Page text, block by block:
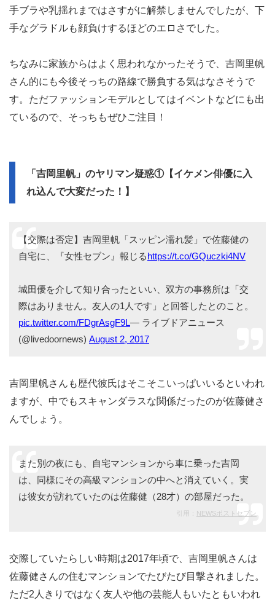
手ブラや乳揺れまではさすがに解禁しませんでしたが、下
手なグラドルも顔負けするほどのエロさでした。
ちなみに家族からはよく思われなかったそうで、吉岡里帆
さん的にも今後そっちの路線で勝負する気はなさそうで
す。ただファッションモデルとしてはイベントなどにも出
ているので、そっちもぜひご注目！
「吉岡里帆」のヤリマン疑惑①【イケメン俳優に入
れ込んで大変だった！】
【交際は否定】吉岡里帆「スッピン濡れ髪」で佐藤健の
自宅に、『女性セブン』報じるhttps://t.co/GQuczki4NV
城田優を介して知り合ったといい、双方の事務所は「交
際はありません。友人の1人です」と回答したとのこと。
pic.twitter.com/FDgrAsgF9L— ライブドアニュース
(@livedoornews) August 2, 2017
吉岡里帆さんも歴代彼氏はそこそこいっぱいいるといわれ
ますが、中でもスキャンダラスな関係だったのが佐藤健さ
んでしょう。
また別の夜にも、自宅マンションから車に乗った吉岡
は、同様にその高級マンションの中へと消えていく。実
は彼女が訪れていたのは佐藤健（28才）の部屋だった。
引用： NEWSポストセブン
交際していたらしい時期は2017年頃で、吉岡里帆さんは
佐藤健さんの住むマンションでたびたび目撃されました。
ただ2人きりではなく友人や他の芸能人もいたともいわれ